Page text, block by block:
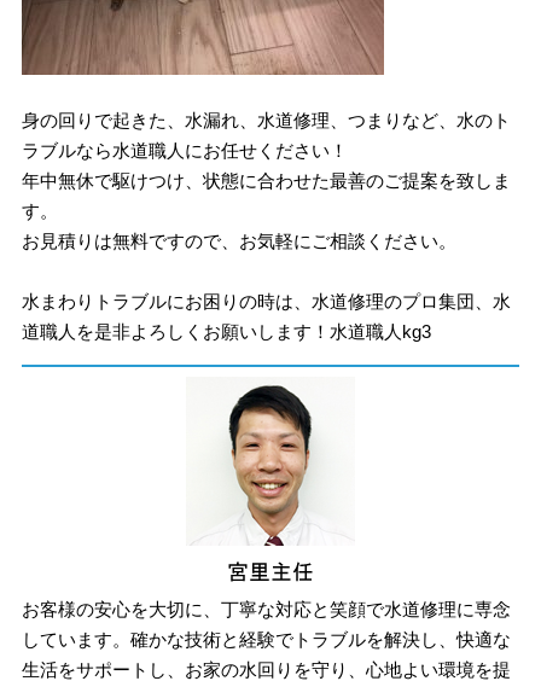
身の回りで起きた、水漏れ、水道修理、つまりなど、水のト
ラブルなら水道職人にお任せください！
年中無休で駆けつけ、状態に合わせた最善のご提案を致しま
す。
お見積りは無料ですので、お気軽にご相談ください。
水まわりトラブルにお困りの時は、水道修理のプロ集団、水
道職人を是非よろしくお願いします！水道職人kg3
お客様の安心を大切に、丁寧な対応と笑顔で水道修理に専念
しています。確かな技術と経験でトラブルを解決し、快適な
生活をサポートし、お家の水回りを守り、心地よい環境を提